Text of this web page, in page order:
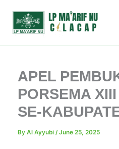
content
APEL
PORSEMA
SE-
By Al Ayyubi /June 25, 2025